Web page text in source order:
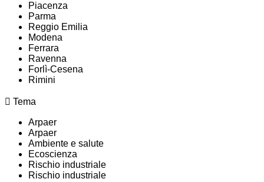
Piacenza
Parma
Reggio Emilia
Modena
Ferrara
Ravenna
Forlì-Cesena
Rimini
Tema
Arpaer
Arpaer
Ambiente e salute
Ecoscienza
Rischio industriale
Rischio industriale